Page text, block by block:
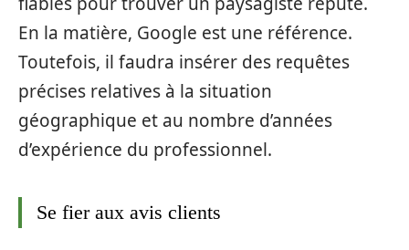
En la matière, Google est une référence.
Toutefois, il faudra insérer des requêtes
précises relatives à la situation
géographique et au nombre d’années
d’expérience du professionnel.
Se fier aux avis clients